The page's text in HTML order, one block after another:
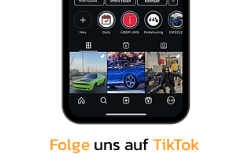
Folgeuns aufTikTok